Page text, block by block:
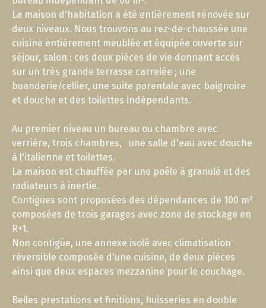
La maison d'habitation a été entièrement rénovée sur
deux niveaux. Nous trouvons au rez-de-chaussée une
cuisine entièrement meublée et équipée ouverte sur
séjour, salon : ces deux pièces de vie donnant accès
sur un très grande terrasse carrelée ; une
buanderie/cellier, une suite parentale avec baignoire
et douche et des toilettes indépendants.
Au premier niveau un bureau ou chambre avec
verrière, trois chambres, une salle d'eau avec douche
à l'italienne et toilettes.
La maison est chauffée par une poêle à granulé et des
radiateurs à inertie.
Contigües sont proposées des dépendances de 100 m²
composées de trois garages avec zone de stockage en
R+1.
Non contigüe, une annexe isolé avec climatisation
réversible composée d'une cuisine, de deux pièces
ainsi que deux espaces mezzanine pour le couchage.
Belles prestations et finitions, huisseries en double